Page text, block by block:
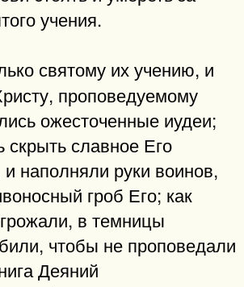
учения.
святому их учению, и
проповедуемому
ожесточенные иудеи;
скрыть славное Его
наполняли руки воинов,
гроб Его; как
в темницы
чтобы не проповедали
Деяний